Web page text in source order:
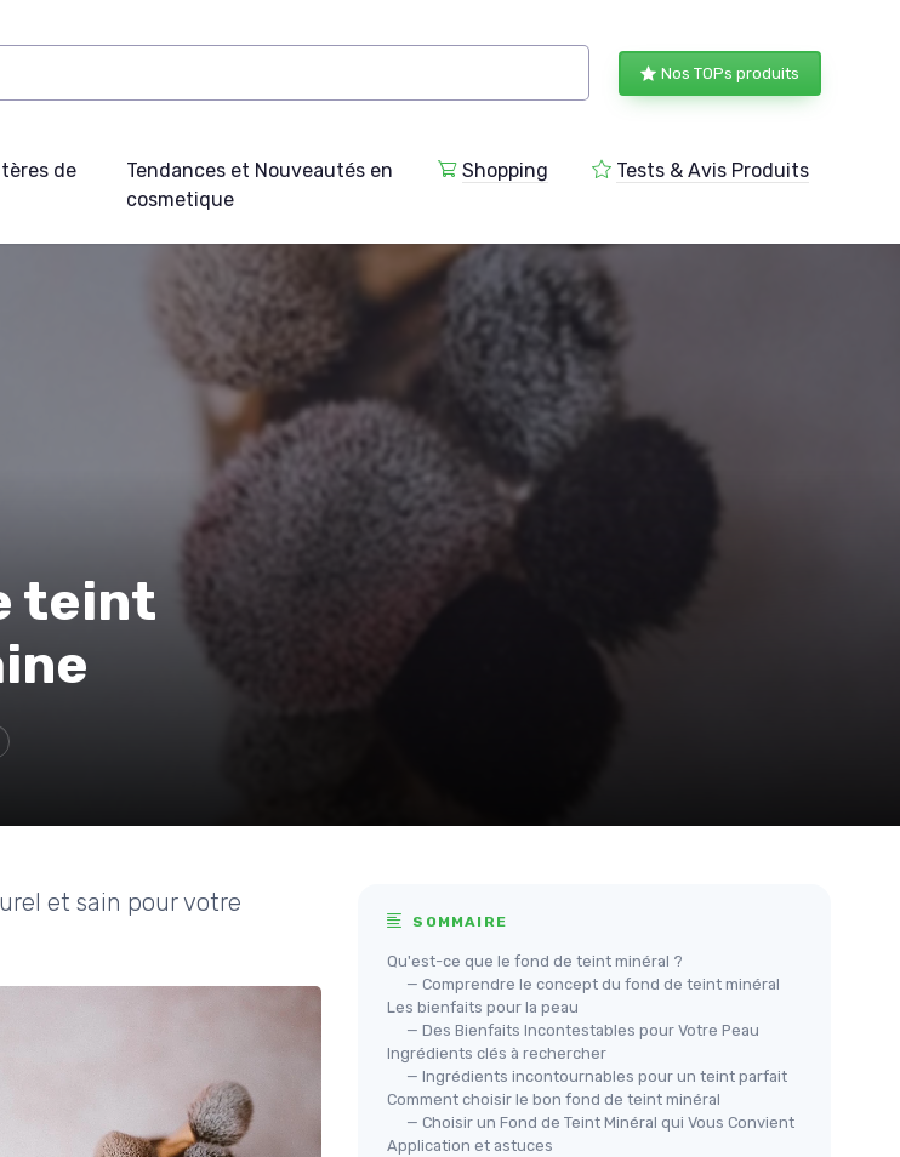
Nos TOPs produits
de
Tendances et Nouveautés en
cosmetique
Shopping Tests & Avis Produits
teint
et sain pour votre
SOMMAIRE
Qu'est-ce que le fond de teint minéral ?
— Comprendre le concept du fond de teint minéral
Les bienfaits pour la peau
— Des Bienfaits Incontestables pour Votre Peau
Ingrédients clés à rechercher
— Ingrédients incontournables pour un teint parfait
Comment choisir le bon fond de teint minéral
— Choisir un Fond de Teint Minéral qui Vous Convient
Application et astuces